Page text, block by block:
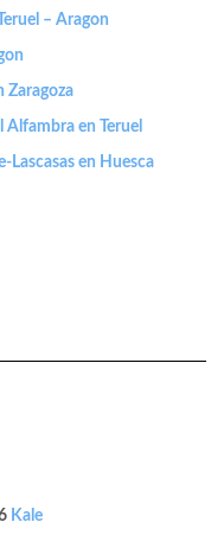
– Aragon
Zaragoza
en Teruel
en Huesca
Kale